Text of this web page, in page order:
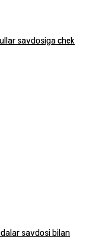
savdosiga chek
savdosi bilan